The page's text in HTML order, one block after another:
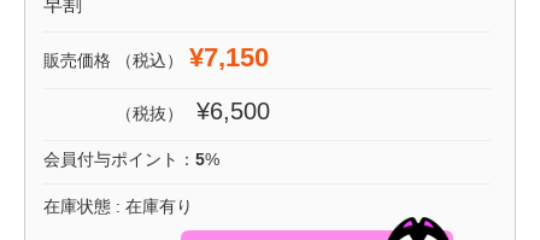
販売価格 （税込） ¥7,150
（税抜） ¥6,500
会員付与ポイント： 5%
在庫状態 : 在庫有り